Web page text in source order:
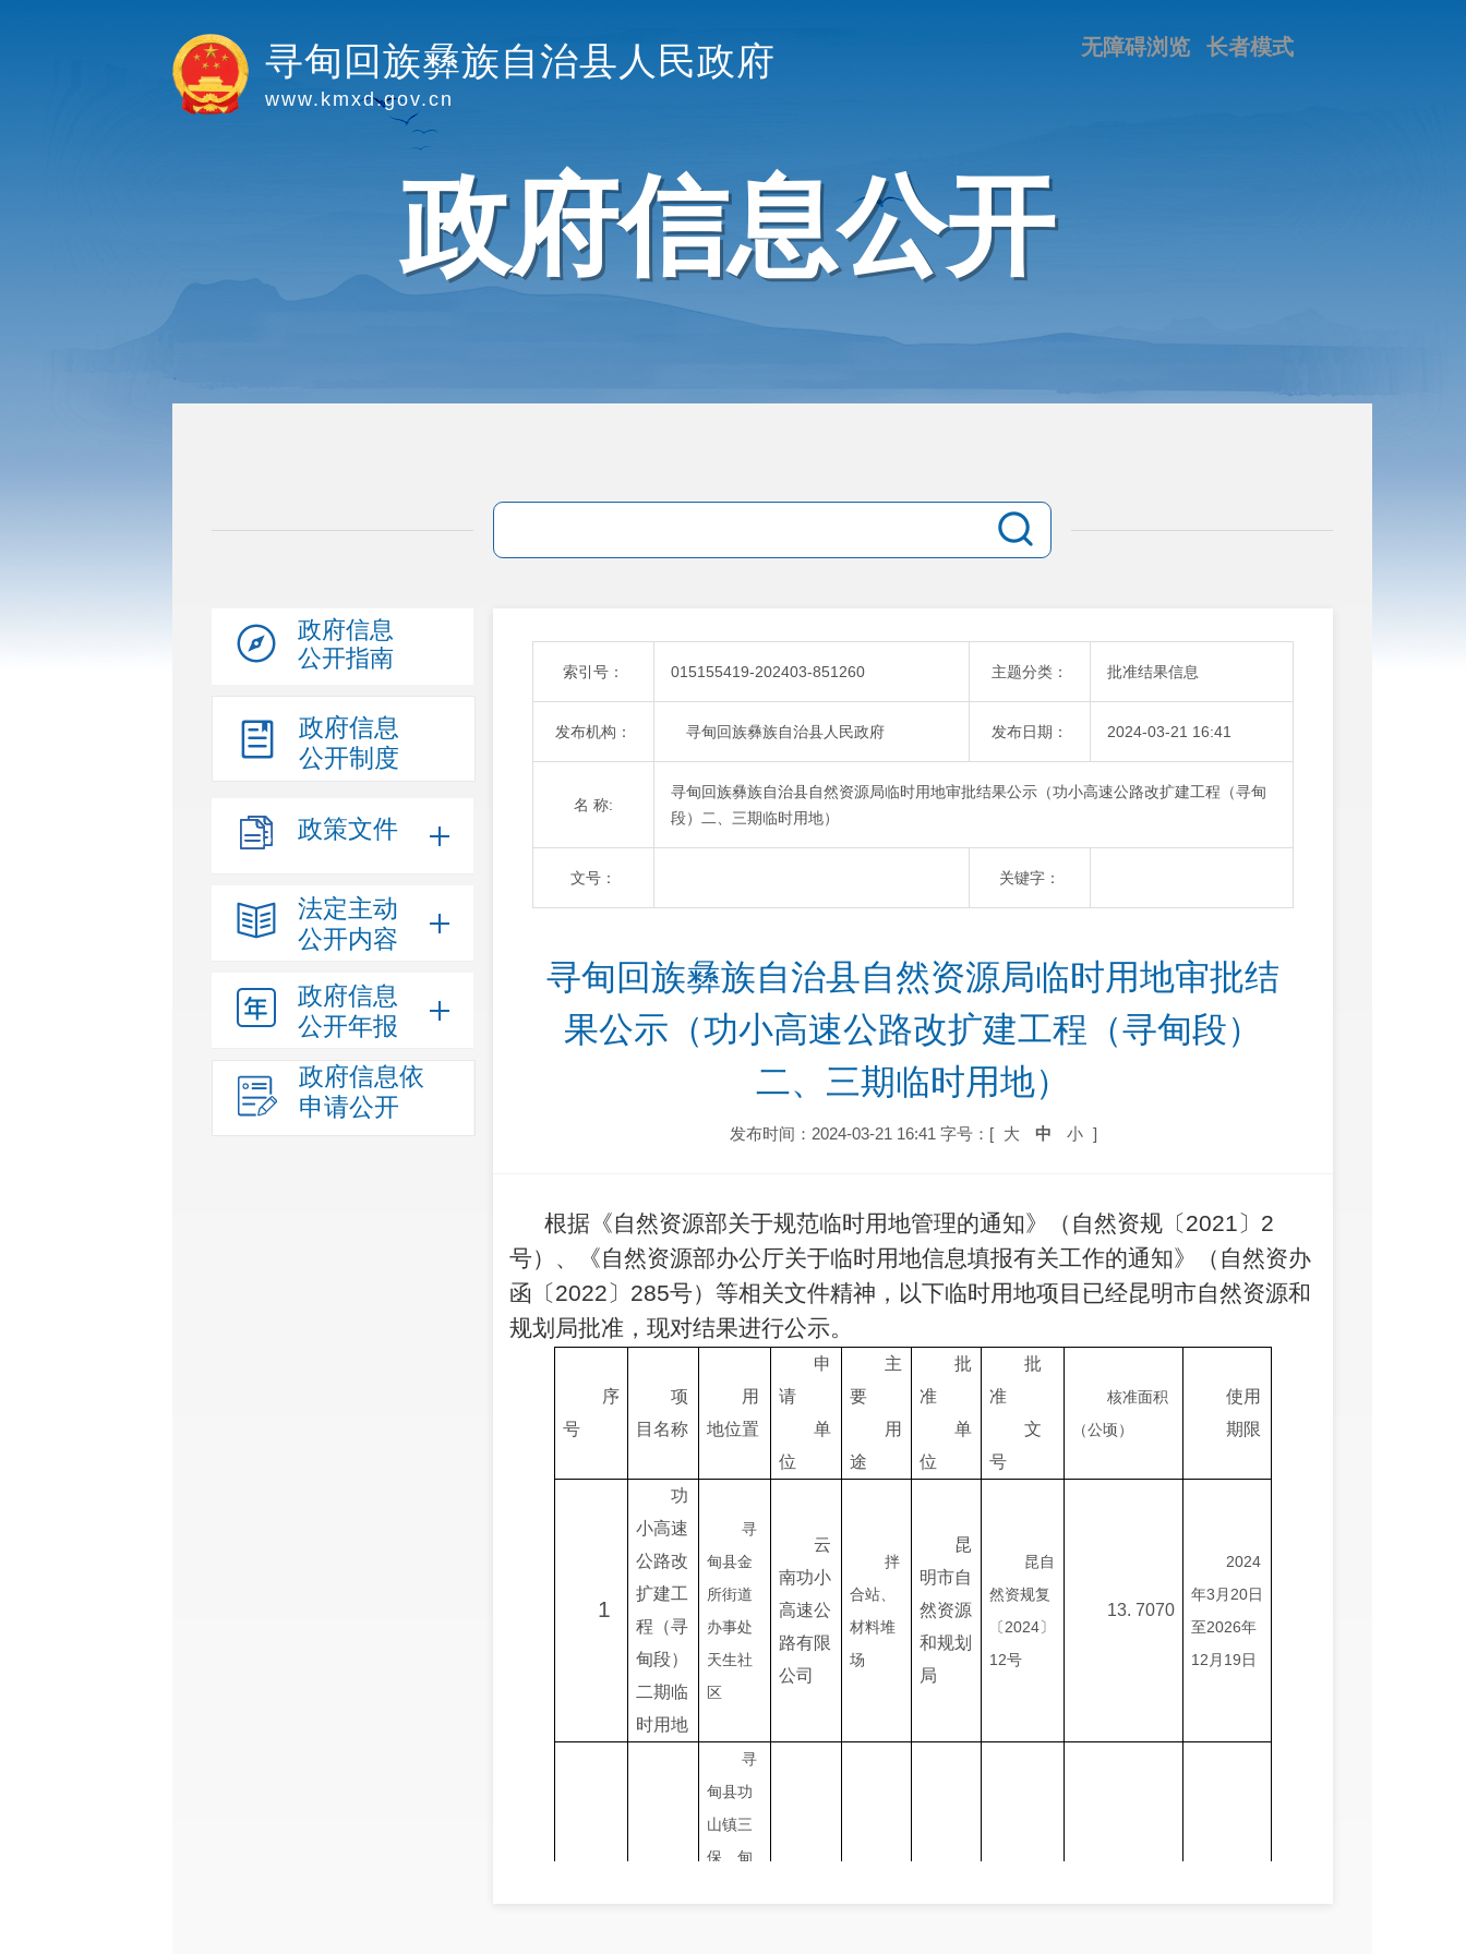
长者模式
无障碍浏览
寻甸回族彝族自治县人民政府
www.kmxd.gov.cn
政府信息公开
政府信息
公开指南
政府信息
公开制度
政策文件
法定主动
公开内容
政府信息
公开年报
政府信息依
申请公开
索引号： 015155419-202403-851260 主题分类： 批准结果信息
发布机构： 寻甸回族彝族自治县人民政府 发布日期： 2024-03-21 16:41
名 称:
寻甸回族彝族自治县自然资源局临时用地审批结果公示（功小高速公路改扩建工程（寻甸
段）二、三期临时用地）
文号： 关键字：
寻甸回族彝族自治县自然资源局临时用地审批结
果公示（功小高速公路改扩建工程（寻甸段）
二、三期临时用地）
发布时间：2024-03-21 16:41 字号：[ 大 中 小 ]
根据《自然资源部关于规范临时用地管理的通知》（自然资规〔2021〕2
号）、《自然资源部办公厅关于临时用地信息填报有关工作的通知》（自然资办
函〔2022〕285号）等相关文件精神，以下临时用地项目已经昆明市自然资源和
规划局批准，现对结果进行公示。
序
号
项
目 名称
用
地位置
申
请
单
位
主
要
用
途
批
准
单
位
批
准
文
号
核准面积
（公顷）
使用
期限
1
功
小高速
公路改
扩建工
程（寻
甸段）
二期临
时用地
寻
甸县金
所街道
办事处
天生社
区
云
南功小
高速公
路有限
公司
拌
合站、
材料堆
场
昆
明市自
然资源
和规划
局
昆自
然资规复
〔2024〕
12号
13. 7070
2024
年3 月 20日
至2026年
12 月 19日
寻
甸县功
山镇三
保、甸